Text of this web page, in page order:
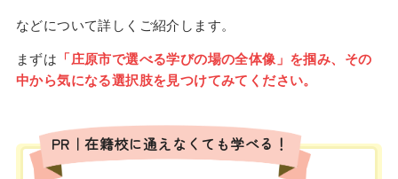
などについて詳しくご紹介します。
まずは 「庄原市で選べる学びの場の全体像」を掴み、その
中から気になる選択肢を見つけてみてください。
PR｜在籍校に通えなくても学べる！